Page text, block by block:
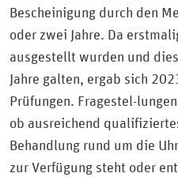
Bescheinigung durch den
oder zwei Jahre. Da
ausgestellt wurden und
Jahre galten, ergab sich
Prüfungen. Fragestel-
ob ausreichend
Behandlung rund um die
zur Verfügung steht oder